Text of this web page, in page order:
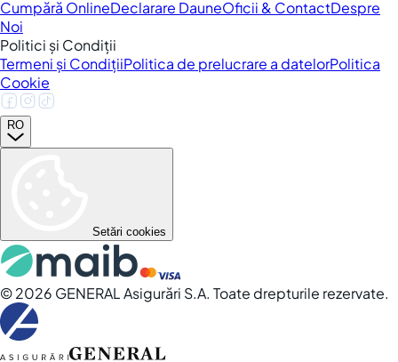
Cumpără OnlineDeclarare DauneOficii & ContactDespre
Noi
Politici și Condiții
Termeni și CondițiiPolitica de prelucrare a datelorPolitica
Cookie
RO
Setări cookies
©2026 GENERAL Asigurări S.A. Toate drepturile rezervate.